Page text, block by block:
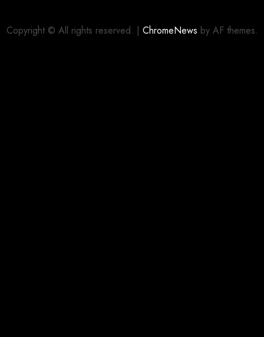
Copyright © All rights reserved. | ChromeNews by AF themes.